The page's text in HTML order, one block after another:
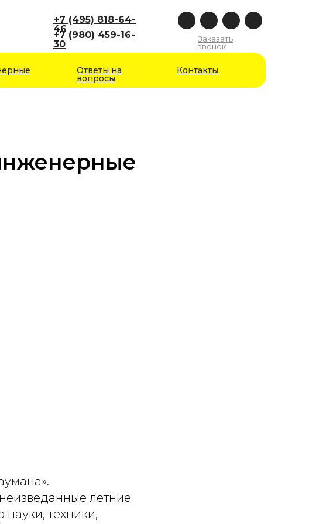
Заказать
звонок
+7 (980) 459-16-
30
+7 (495) 818-64-
46
Ответы на
вопросы
Контакты
летние
техники,